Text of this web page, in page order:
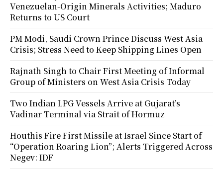
Venezuelan-Origin Minerals Activities; Maduro
Returns to US Court
PM Modi, Saudi Crown Prince Discuss West Asia
Crisis; Stress Need to Keep Shipping Lines Open
Rajnath Singh to Chair First Meeting of Informal
Group of Ministers on West Asia Crisis Today
Two Indian LPG Vessels Arrive at Gujarat’s
Vadinar Terminal via Strait of Hormuz
Houthis Fire First Missile at Israel Since Start of
“Operation Roaring Lion”; Alerts Triggered Across
Negev: IDF